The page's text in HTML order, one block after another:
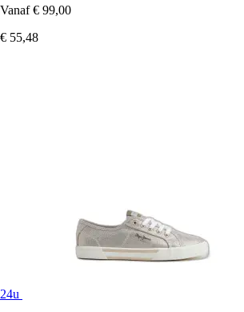
Vanaf € 99,00
€ 55,48
24u